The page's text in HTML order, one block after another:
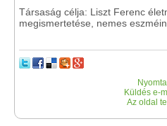
Társaság célja: Liszt Ferenc
megismertetése, nemes
Küldés e-
Az oldal